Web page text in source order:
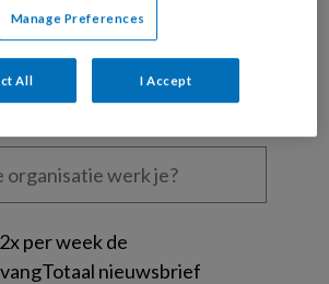
*
per week de
nieuwsbrief
Manage Preferences
All I Accept